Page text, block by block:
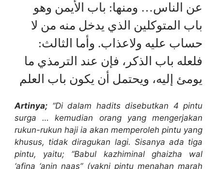
عن الناس… ومنها: باب الأيمن وهو
باب المتوكلين الذي يدخل منه من لا
حساب عليه ولاعذاب. وأما الثالث:
فلعله باب الذكر، فإن عند الترمذي ما
يومئ إليه، ويحتمل أن يكون باب العلم
Artinya; “Di dalam hadits disebutkan 4 pintu
surga … kemudian orang yang mengerjakan
rukun-rukun haji ia akan memperoleh pintu yang
khusus, tidak diragukan lagi. Sisanya ada tiga
pintu, yaitu; “Babul kazhiminal ghaizha wal
‘afina ‘anin naas” (yakni pintu menahan marah